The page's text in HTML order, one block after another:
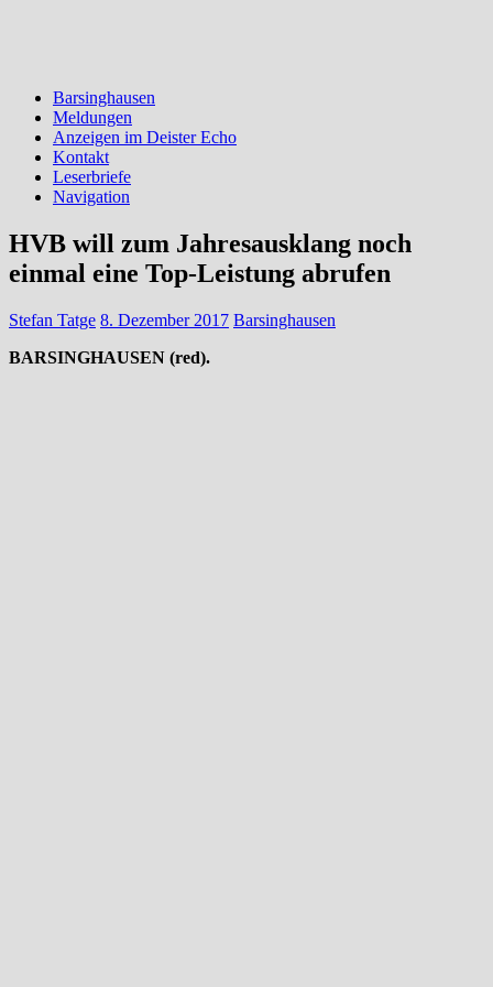
Barsinghausen
Meldungen
Anzeigen im Deister Echo
Kontakt
Leserbriefe
Navigation
HVB will zum Jahresausklang noch
einmal eine Top-Leistung abrufen
Stefan Tatge 8. Dezember 2017 Barsinghausen
BARSINGHAUSEN (red).